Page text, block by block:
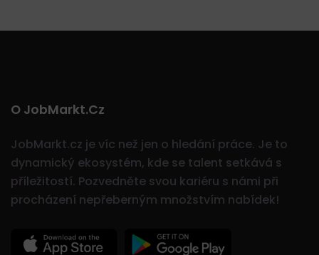
O JobMarkt.cz
JobMarkt.cz je víc než jen o hledání práce. Je to
dynamický ekosystém, kde se talent setkává s
příležitostí. Pozvedněte svou kariéru s námi při
procházení nepřeberným množstvím nabídek!